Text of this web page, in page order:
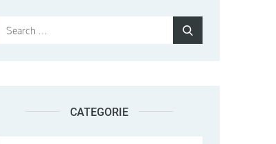
Search
CATEGORIE